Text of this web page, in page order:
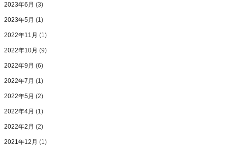
2023年6月 (3)
2023年5月 (1)
2022年11月 (1)
2022年10月 (9)
2022年9月 (6)
2022年7月 (1)
2022年5月 (2)
2022年4月 (1)
2022年2月 (2)
2021年12月 (1)